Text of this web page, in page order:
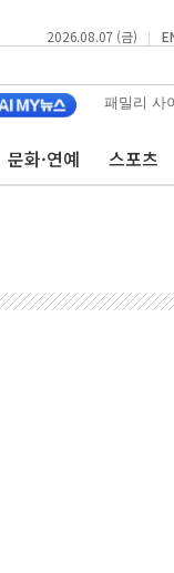
2026.08.07 (금) |
패밀리 사
문화·연예 스포츠
제자리
인
년 더 보호
객 묶는다
제한 재시동
한 무기 보유"